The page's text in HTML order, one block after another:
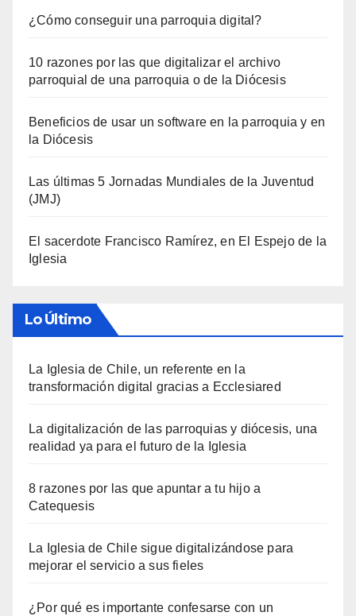
¿Cómo conseguir una parroquia digital?
10 razones por las que digitalizar el archivo
parroquial de una parroquia o de la Diócesis
Beneficios de usar un software en la parroquia y en
la Diócesis
Las últimas 5 Jornadas Mundiales de la Juventud
(JMJ)
El sacerdote Francisco Ramírez, en El Espejo de la
Iglesia
Lo Último
La Iglesia de Chile, un referente en la
transformación digital gracias a Ecclesiared
La digitalización de las parroquias y diócesis, una
realidad ya para el futuro de la Iglesia
8 razones por las que apuntar a tu hijo a
Catequesis
La Iglesia de Chile sigue digitalizándose para
mejorar el servicio a sus fieles
¿Por qué es importante confesarse con un